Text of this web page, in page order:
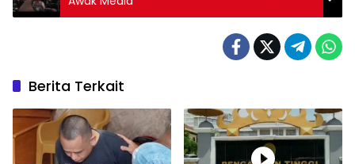
Berita Terkait